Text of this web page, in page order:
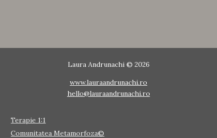
Laura Andrunachi © 2026
www.lauraandrunachi.ro
hello@lauraandrunachi.ro
Terapie 1:1
Comunitatea Metamorfoza©